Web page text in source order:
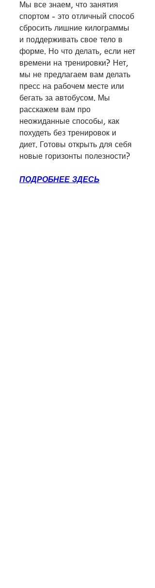
Мы все знаем, что занятия
спортом - это отличный способ
сбросить лишние килограммы
и поддерживать свое тело в
форме. Но что делать, если нет
времени на тренировки? Нет,
мы не предлагаем вам делать
пресс на рабочем месте или
бегать за автобусом. Мы
расскажем вам про
неожиданные способы, как
похудеть без тренировок и
диет. Готовы открыть для себя
новые горизонты полезности?
ПОДРОБНЕЕ ЗДЕСЬ